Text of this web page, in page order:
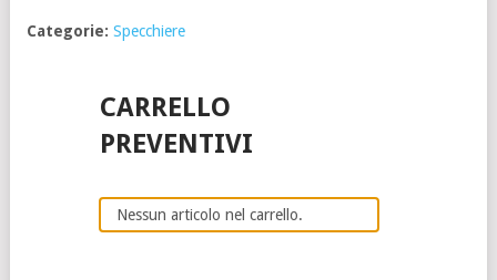
Categorie: Specchiere
CARRELLO
PREVENTIVI
Nessun articolo nel carrello.